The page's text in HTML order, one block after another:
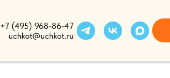
+7 (495) 968-86-47
uchkot@uchkot.ru